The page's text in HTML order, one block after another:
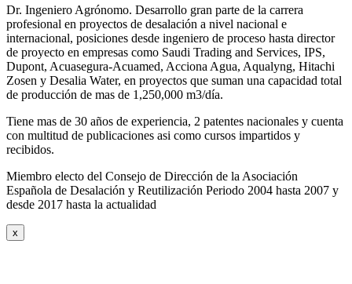
Dr. Ingeniero Agrónomo. Desarrollo gran parte de la carrera
profesional en proyectos de desalación a nivel nacional e
internacional, posiciones desde ingeniero de proceso hasta director
de proyecto en empresas como Saudi Trading and Services, IPS,
Dupont, Acuasegura-Acuamed, Acciona Agua, Aqualyng, Hitachi
Zosen y Desalia Water, en proyectos que suman una capacidad total
de producción de mas de 1,250,000 m3/día.
Tiene mas de 30 años de experiencia, 2 patentes nacionales y cuenta
con multitud de publicaciones asi como cursos impartidos y
recibidos.
Miembro electo del Consejo de Dirección de la Asociación
Española de Desalación y Reutilización Periodo 2004 hasta 2007 y
desde 2017 hasta la actualidad
x